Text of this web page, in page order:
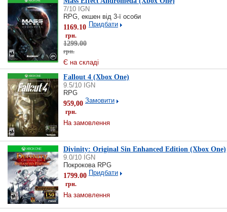
7/10 IGN
RPG, екшен від 3-ї особи
1169.10
грн.
1299.00
грн.
Придбати
Є на складі
Fallout 4 (Xbox One)
9.5/10 IGN
RPG
959,00
грн.
Замовити
На замовлення
Divinity: Original Sin Enhanced Edition (Xbox One)
9.0/10 IGN
Покрокова RPG
1799.00
грн.
Придбати
На замовлення